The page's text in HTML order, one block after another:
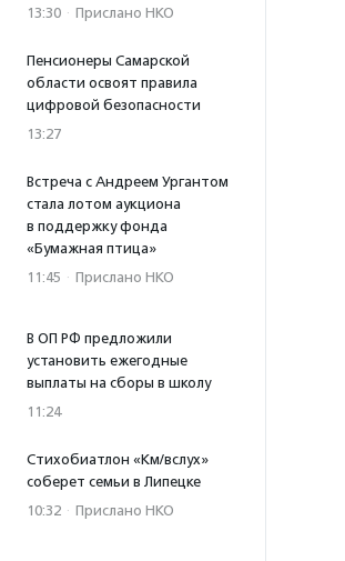
13:30 · Прислано НКО
Пенсионеры Самарской
области освоят правила
цифровой безопасности
13:27
Встреча с Андреем Ургантом
стала лотом аукциона
в поддержку фонда
«Бумажная птица»
11:45 · Прислано НКО
В ОП РФ предложили
установить ежегодные
выплаты на сборы в школу
11:24
Стихобиатлон «Км/вслух»
соберет семьи в Липецке
10:32 · Прислано НКО